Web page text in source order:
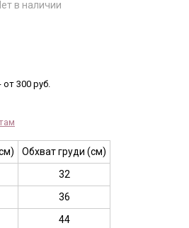
в наличии
300 руб.
Обхват груди (см)
32
36
44